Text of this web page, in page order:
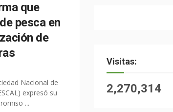
que
pesca en
de
Nacional de
expresó su
...
Visitas:
2,270,314